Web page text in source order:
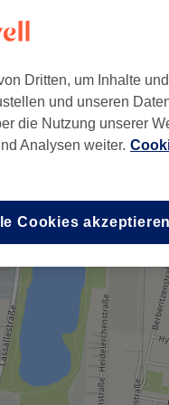
Dritten, um Inhalte
und unseren
die Nutzung unserer
Analysen weiter.
Cookies akzeptieren